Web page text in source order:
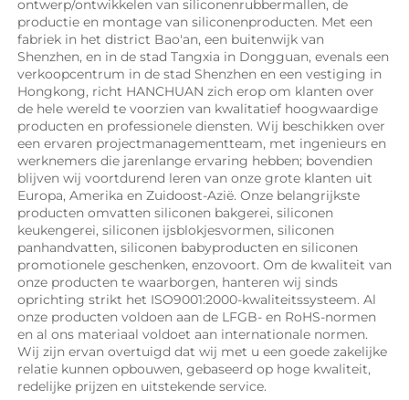
ontwerp/ontwikkelen van siliconenrubbermallen, de
productie en montage van siliconenproducten. Met een
fabriek in het district Bao'an, een buitenwijk van
Shenzhen, en in de stad Tangxia in Dongguan, evenals een
verkoopcentrum in de stad Shenzhen en een vestiging in
Hongkong, richt HANCHUAN zich erop om klanten over
de hele wereld te voorzien van kwalitatief hoogwaardige
producten en professionele diensten. Wij beschikken over
een ervaren projectmanagementteam, met ingenieurs en
werknemers die jarenlange ervaring hebben; bovendien
blijven wij voortdurend leren van onze grote klanten uit
Europa, Amerika en Zuidoost-Azië. Onze belangrijkste
producten omvatten siliconen bakgerei, siliconen
keukengerei, siliconen ijsblokjesvormen, siliconen
panhandvatten, siliconen babyproducten en siliconen
promotionele geschenken, enzovoort. Om de kwaliteit van
onze producten te waarborgen, hanteren wij sinds
oprichting strikt het ISO9001:2000-kwaliteitssysteem. Al
onze producten voldoen aan de LFGB- en RoHS-normen
en al ons materiaal voldoet aan internationale normen.
Wij zijn ervan overtuigd dat wij met u een goede zakelijke
relatie kunnen opbouwen, gebaseerd op hoge kwaliteit,
redelijke prijzen en uitstekende service.